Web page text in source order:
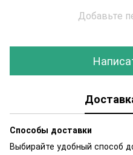
Добавьте
Способы доставки
Выбирайте удобный способ